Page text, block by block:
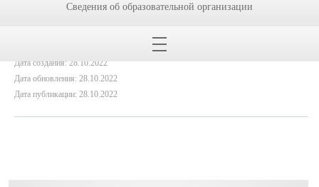
Дата создания: 28.10.2022
Дата обновления: 28.10.2022
Дата публикации: 28.10.2022
Сведения об образовательной организации